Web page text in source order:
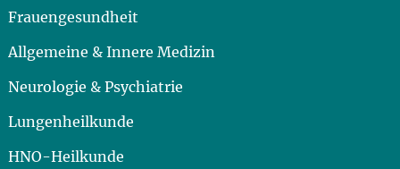
Frauengesundheit
Allgemeine & Innere Medizin
Neurologie & Psychiatrie
Lungenheilkunde
HNO-Heilkunde